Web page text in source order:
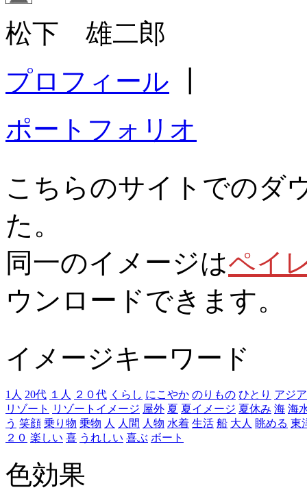
松下 雄二郎
プロフィール
ポートフォリオ
こちらのサイトでのダ
た。
同一のイメージはペイ
ウンロードできます。
イメージキーワード
1人 20代 １人 ２０代 くらし にこやか のりもの ひとり アジア
リゾート
リゾートイメージ 屋外 夏 夏イメージ 夏休み 海 海
う 笑顔 乗り物 乗物 人 人間 人物 水着 生活 船 大人 眺める 東
２０ 楽しい 喜 うれしい 喜ぶ ボート
色効果